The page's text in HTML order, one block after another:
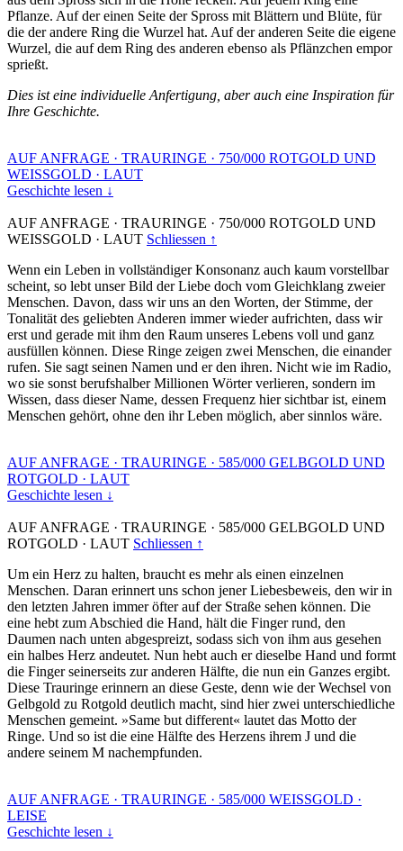
Pflanze. Auf der einen Seite der Spross mit Blättern und Blüte, für
die der andere Ring die Wurzel hat. Auf der anderen Seite die eigene
Wurzel, die auf dem Ring des anderen ebenso als Pflänzchen empor
sprießt.
Dies ist eine individuelle Anfertigung, aber auch eine Inspiration für
Ihre Geschichte.
AUF ANFRAGE · TRAURINGE · 750/000 ROTGOLD UND
WEISSGOLD · LAUT
Geschichte lesen ↓
AUF ANFRAGE · TRAURINGE · 750/000 ROTGOLD UND
WEISSGOLD · LAUT Schliessen ↑
Wenn ein Leben in vollständiger Konsonanz auch kaum vorstellbar
scheint, so lebt unser Bild der Liebe doch vom Gleichklang zweier
Menschen. Davon, dass wir uns an den Worten, der Stimme, der
Tonalität des geliebten Anderen immer wieder aufrichten, dass wir
erst und gerade mit ihm den Raum unseres Lebens voll und ganz
ausfüllen können. Diese Ringe zeigen zwei Menschen, die einander
rufen. Sie sagt seinen Namen und er den ihren. Nicht wie im Radio,
wo sie sonst berufshalber Millionen Wörter verlieren, sondern im
Wissen, dass dieser Name, dessen Frequenz hier sichtbar ist, einem
Menschen gehört, ohne den ihr Leben möglich, aber sinnlos wäre.
AUF ANFRAGE · TRAURINGE · 585/000 GELBGOLD UND
ROTGOLD · LAUT
Geschichte lesen ↓
AUF ANFRAGE · TRAURINGE · 585/000 GELBGOLD UND
ROTGOLD · LAUT Schliessen ↑
Um ein Herz zu halten, braucht es mehr als einen einzelnen
Menschen. Daran erinnert uns schon jener Liebesbeweis, den wir in
den letzten Jahren immer öfter auf der Straße sehen können. Die
eine hebt zum Abschied die Hand, hält die Finger rund, den
Daumen nach unten abgespreizt, sodass sich von ihm aus gesehen
ein halbes Herz andeutet. Nun hebt auch er dieselbe Hand und formt
die Finger seinerseits zur anderen Hälfte, die nun ein Ganzes ergibt.
Diese Trauringe erinnern an diese Geste, denn wie der Wechsel von
Gelbgold zu Rotgold deutlich macht, sind hier zwei unterschiedliche
Menschen gemeint. »Same but different« lautet das Motto der
Ringe. Und so ist die eine Hälfte des Herzens ihrem J und die
andere seinem M nachempfunden.
AUF ANFRAGE · TRAURINGE · 585/000 WEISSGOLD ·
LEISE
Geschichte lesen ↓